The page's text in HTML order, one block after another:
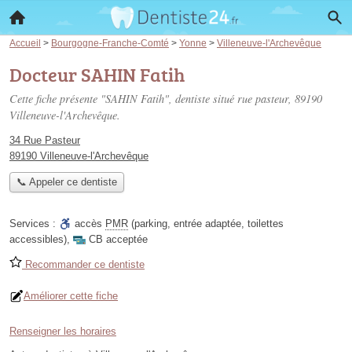
Accueil > Bourgogne-Franche-Comté > Yonne > Villeneuve-l'Archevêque
Docteur SAHIN Fatih
Cette fiche présente "SAHIN Fatih", dentiste situé rue pasteur, 89190
Villeneuve-l'Archevêque.
34 Rue Pasteur
89190 Villeneuve-l'Archevêque
📞 Appeler ce dentiste
Services : accès PMR (parking, entrée adaptée, toilettes
accessibles), CB acceptée
Recommander ce dentiste
Améliorer cette fiche
Renseigner les horaires